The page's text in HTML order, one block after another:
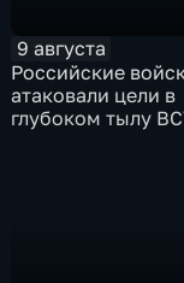
9 августа
Российские
атаковали цели в
глубоком тылу